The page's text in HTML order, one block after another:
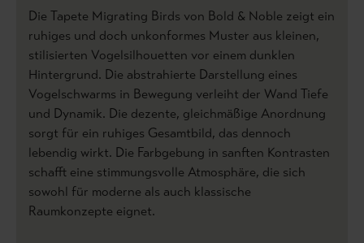
Die Tapete Migrating Birds von Bold & Noble zeigt ein
ruhiges und doch unkonformes Muster aus kleinen,
stilisierten Vogelsilhouetten vor einem dunklen
Hintergrund. Die abstrahierte Darstellung eines
Vogelschwarms in Bewegung verleiht der Wand Tiefe
und Dynamik. Die dezente, gleichmäßige Anordnung
sorgt für ein ruhiges Gesamtbild, das dennoch
lebendig wirkt. Die Farbgebung in sanften Kontrasten
schafft eine stimmungsvolle Atmosphäre, die sich
sowohl für moderne als auch klassische
Raumkonzepte eignet.